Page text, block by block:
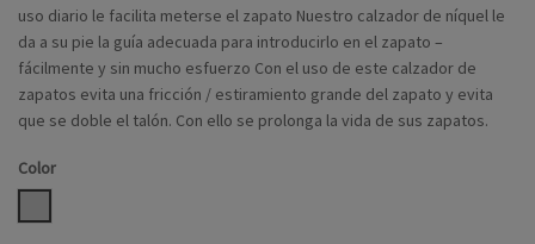
uso diario le facilita meterse el zapato Nuestro calzador de níquel le
da a su pie la guía adecuada para introducirlo en el zapato –
fácilmente y sin mucho esfuerzo Con el uso de este calzador de
zapatos evita una fricción / estiramiento grande del zapato y evita
que se doble el talón. Con ello se prolonga la vida de sus zapatos.
Color